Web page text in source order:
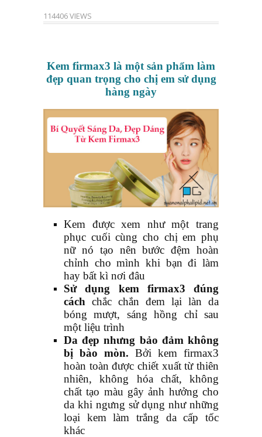
114406 VIEWS
Kem firmax3 là một sản phẩm làm
đẹp quan trọng cho chị em sử dụng
hàng ngày
Kem được xem như một trang
phục cuối cùng cho chị em phụ
nữ nó tạo nên bước đệm hoàn
chỉnh cho mình khi bạn đi làm
hay bất kì nơi đâu
Sử dụng kem firmax3 đúng
cách chắc chắn đem lại làn da
bóng mượt, sáng hồng chỉ sau
một liệu trình
Da đẹp nhưng bảo đảm không
bị bào mòn. Bởi kem firmax3
hoàn toàn được chiết xuất từ thiên
nhiên, không hóa chất, không
chất tạo màu gây ảnh hưởng cho
da khi ngưng sử dụng như những
loại kem làm trắng da cấp tốc
khác